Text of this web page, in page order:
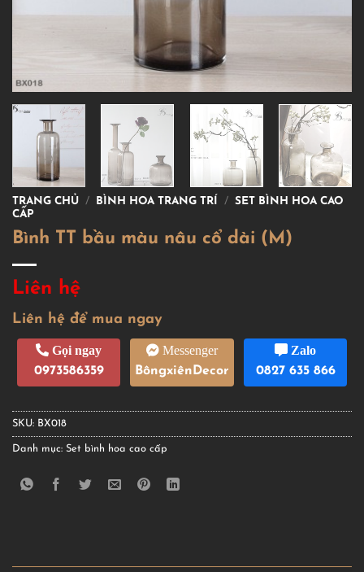
TRANG CHỦ / BÌNH HOA TRANG TRÍ /
SET BÌNH HOA CAO
CẤP
Bình TT bầu màu nâu cổ dài (M)
Liên hệ
Liên hệ để mua ngay
Gọi ngay
0973586359
Messenger
BôngxiênDecor
Zalo
0827 635 866
SKU: BX018
Danh mục: Set bình hoa cao cấp